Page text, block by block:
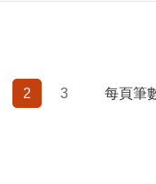
2 3 每頁筆